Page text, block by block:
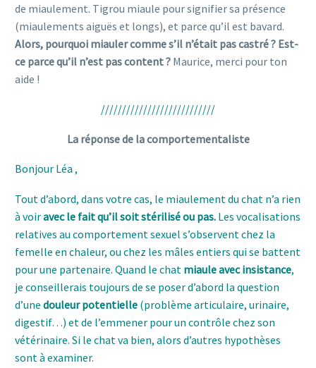
de miaulement. Tigrou miaule pour signifier sa présence
(miaulements aiguës et longs), et parce qu’il est bavard.
Alors, pourquoi miauler comme s’il n’était pas castré ? Est-
ce parce qu’il n’est pas content ? Maurice, merci pour ton
aide !
///////////////////////////
La réponse de la comportementaliste
Bonjour Léa ,
Tout d’abord, dans votre cas, le miaulement du chat n’a rien
à voiravec le fait qu’il soit stérilisé ou pas. Les vocalisations
relatives au comportement sexuel s’observent chez la
femelle en chaleur, ou chez les mâles entiers qui se battent
pour une partenaire. Quand le chat miaule avec insistance,
je conseillerais toujours de se poser d’abord la question
d’une douleur potentielle (problème articulaire, urinaire,
digestif…) et de l’emmener pour un contrôle chez son
vétérinaire. Si le chat va bien, alors d’autres hypothèses
sont à examiner.